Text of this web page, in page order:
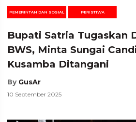
PEMERINTAH DAN SOSIAL PERISTIWA
Bupati Satria Tugaskan
BWS, Minta Sungai
Kusamba Ditangani
By GusAr
10 September 2025